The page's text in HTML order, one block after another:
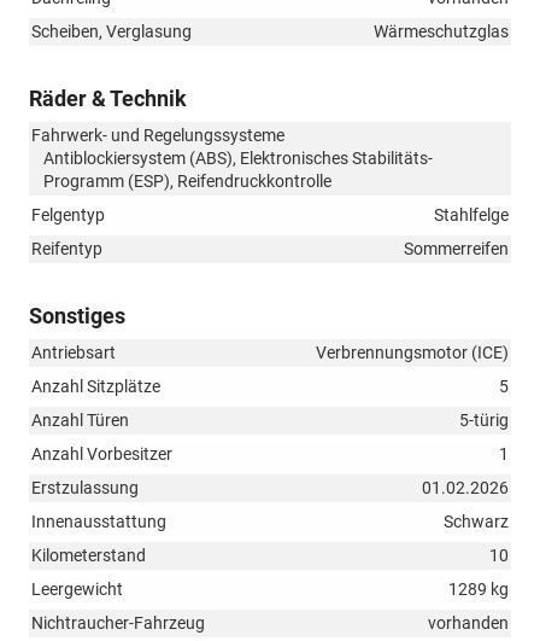
Scheiben, Verglasung
Wärmeschutzglas
Räder & Technik
Fahrwerk- und Regelungssysteme
Antiblockiersystem (ABS), Elektronisches Stabilitäts-
Programm (ESP), Reifendruckkontrolle
Felgentyp
Stahlfelge
Reifentyp
Sommerreifen
Sonstiges
Antriebsart
Verbrennungsmotor (ICE)
Anzahl Sitzplätze
5
Anzahl Türen
5-türig
Anzahl Vorbesitzer
1
Erstzulassung
01.02.2026
Innenausstattung
Schwarz
Kilometerstand
10
Leergewicht
1289 kg
Nichtraucher-Fahrzeug
vorhanden